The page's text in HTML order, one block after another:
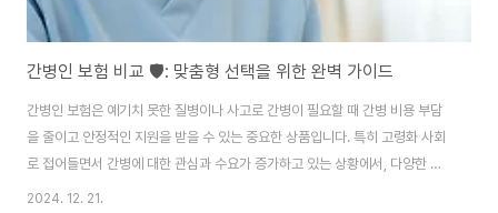
간병인 보험 비교 🛡️: 맞춤형 선택을 위한 완벽 가이드
간병인 보험은 예기치 못한 질병이나 사고로 간병이 필요할 때 간병 비용 부담
을 줄이고 안정적인 지원을 받을 수 있는 중요한 상품입니다. 특히 고령화 사회
로 접어들면서 간병에 대한 관심과 수요가 증가하고 있는 상황에서, 다양한 간
병인 보험 상품을 비교하고 자신에게 맞는 보험을 선택하는 것이 필수적입니
2024. 12. 21.